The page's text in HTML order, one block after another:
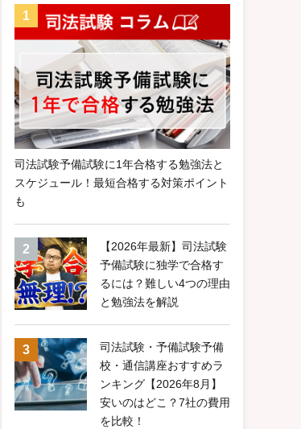
司法試験予備試験に1年合格する勉強法と
スケジュール！最短合格する対策ポイント
も
【2026年最新】司法試験
予備試験に独学で合格す
るには？難しい4つの理由
と勉強法を解説
司法試験・予備試験予備
校・通信講座おすすめラ
ンキング【2026年8月】
安いのはどこ？7社の費用
を比較！